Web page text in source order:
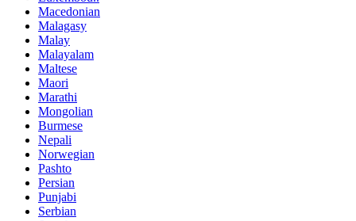
Macedonian
Malagasy
Malay
Malayalam
Maltese
Maori
Marathi
Mongolian
Burmese
Nepali
Norwegian
Pashto
Persian
Punjabi
Serbian